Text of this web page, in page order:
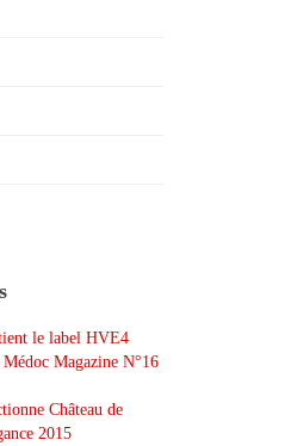
le label HVE4
Magazine N°16
Château de
2015